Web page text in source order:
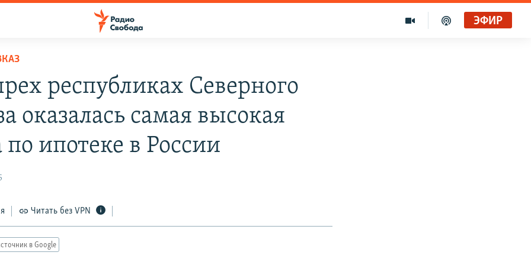
ЭФИР
республиках Северного
оказалась самая высокая
по ипотеке в России
Читать без VPN
в Google